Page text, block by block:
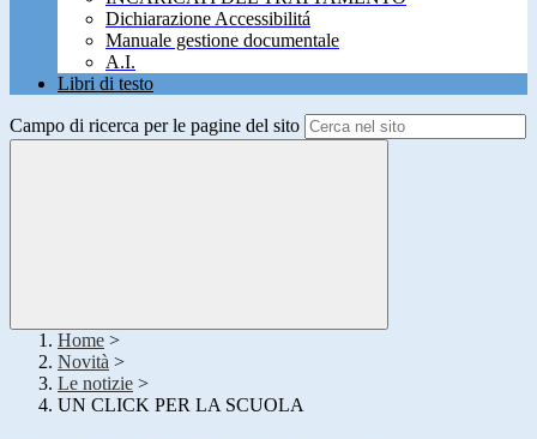
Dichiarazione Accessibilitá
Manuale gestione documentale
A.I.
Libri di testo
Campo di ricerca per le pagine del sito
Home >
Novità >
Le notizie >
UN CLICK PER LA SCUOLA